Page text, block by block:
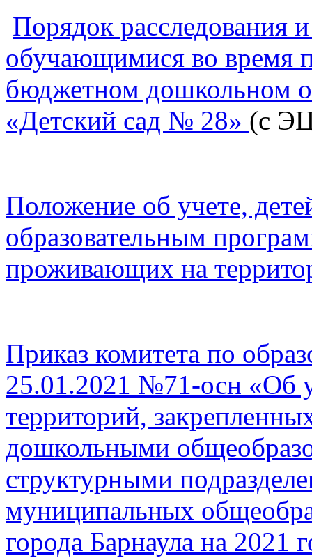
Порядок расследования
обучающимися во время
бюджетном дошкольном
«Детский сад № 28» (с
Положение об учете,
образовательным
проживающих на
Приказ комитета по
25.01.2021 №71-осн «Об
территорий,
дошкольными
структурными
муниципальных
города Барнаула на 2021